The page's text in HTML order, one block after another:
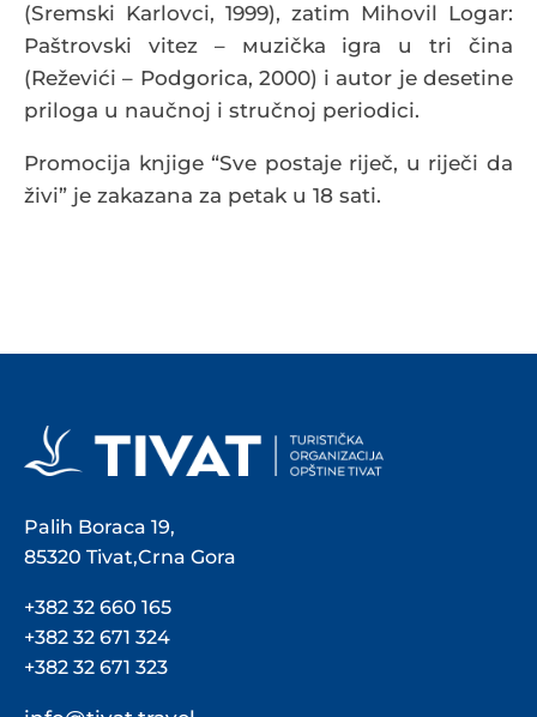
(Sremski Karlovci, 1999), zatim Мihovil Logar:
Paštrovski vitez – мuzička igra u tri čina
(Reževići – Podgorica, 2000) i autor je desetine
priloga u naučnoj i stručnoj periodici.
Promocija knjige “Sve postaje riječ, u riječi da
živi” je zakazana za petak u 18 sati.
Palih Boraca 19,
85320 Tivat,Crna Gora
+382 32 660 165
+382 32 671 324
+382 32 671 323